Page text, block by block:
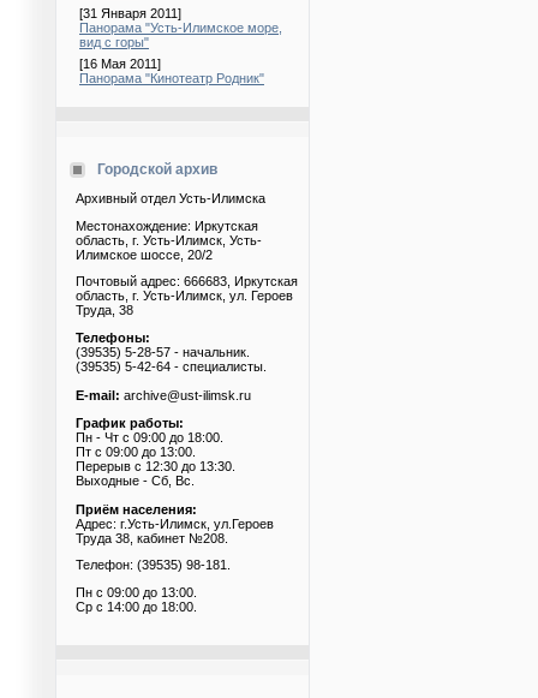
[31 Января 2011]
Панорама "Усть-Илимское море,
вид с горы"
[16 Мая 2011]
Панорама "Кинотеатр Родник"
Городской архив
Архивный отдел Усть-Илимска
Местонахождение: Иркутская
область, г. Усть-Илимск, Усть-
Илимское шоссе, 20/2
Почтовый адрес: 666683, Иркутская
область, г. Усть-Илимск, ул. Героев
Труда, 38
Телефоны:
(39535) 5-28-57 - начальник.
(39535) 5-42-64 - специалисты.
E-mail: archive@ust-ilimsk.ru
График работы:
Пн - Чт с 09:00 до 18:00.
Пт с 09:00 до 13:00.
Перерыв с 12:30 до 13:30.
Выходные - Сб, Вс.
Приём населения:
Адрес: г.Усть-Илимск, ул.Героев
Труда 38, кабинет №208.
Телефон: (39535) 98-181.
Пн с 09:00 до 13:00.
Ср с 14:00 до 18:00.